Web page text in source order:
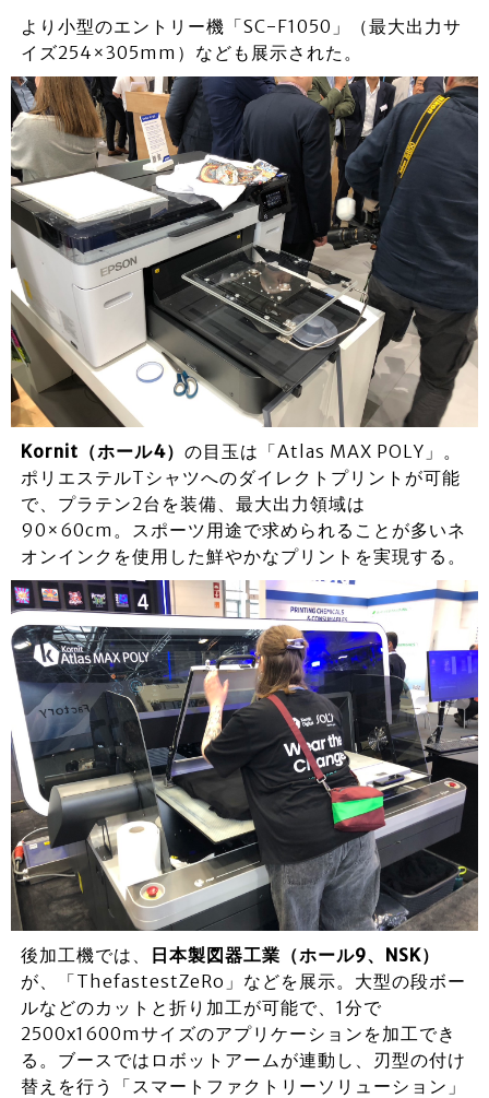
より小型のエントリー機「SC-F1050」（最大出力サ
イズ254×305mm）なども展示された。
Kornit（ホール4） の目玉は「Atlas MAX POLY」。
ポリエステルTシャツへのダイレクトプリントが可能
で、プラテン2台を装備、最大出力領域は
90×60cm。スポーツ用途で求められることが多いネ
オンインクを使用した鮮やかなプリントを実現する。
後加工機では、
日本製図器工業（ホール9、NSK）
が、「ThefastestZeRo」などを展示。大型の段ボー
ルなどのカットと折り加工が可能で、1分で
2500x1600mサイズのアプリケーションを加工でき
る。ブースではロボットアームが連動し、刃型の付け
替えを行う「スマートファクトリーソリューション」